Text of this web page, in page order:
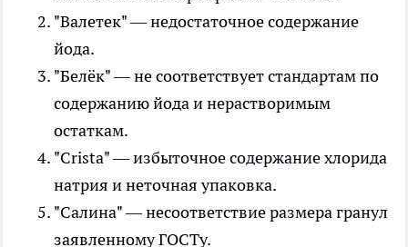
"Валетек" — недостаточное содержание
йода.
"Белёк" — не соответствует стандартам по
содержанию йода и нерастворимым
остаткам.
"Crista" — избыточное содержание хлорида
натрия и неточная упаковка.
"Салина" — несоответствие размера гранул
заявленному ГОСТу.